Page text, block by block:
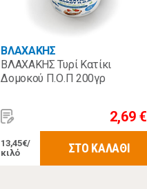
ΒΛΑΧΑΚΗΣ
ΒΛΑΧΑΚΗΣ Τυρί Κατίκι
Δομοκού Π.Ο.Π 200γρ
2,69 €
13,45€/
κιλό
ΣΤΟ ΚΑΛΑΘΙ